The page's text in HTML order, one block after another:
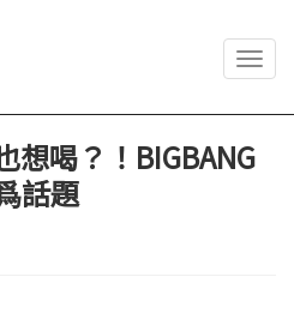
想喝？！BIGBANG
話題